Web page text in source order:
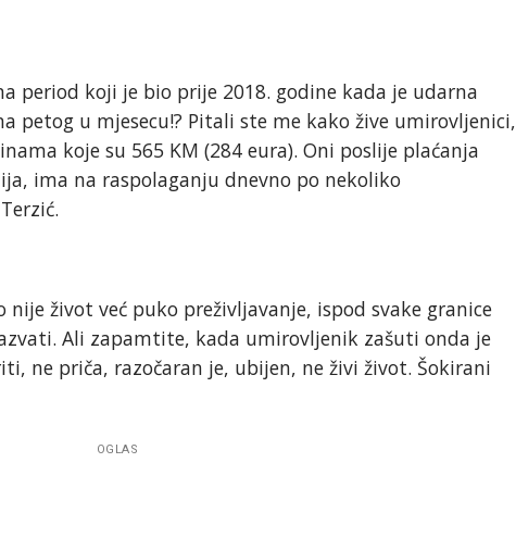
period koji je bio prije 2018. godine kada je udarna
petog u mjesecu!? Pitali ste me kako žive umirovljenici,
koje su 565 KM (284 eura). Oni poslije plaćanja
ima na raspolaganju dnevno po nekoliko
nije život već puko preživljavanje, ispod svake granice
Ali zapamtite, kada umirovljenik zašuti onda je
ne priča, razočaran je, ubijen, ne živi život. Šokirani
OGLAS